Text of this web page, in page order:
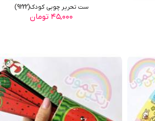
ست تحرير چوبي کودک(9222)
۴۵,۰۰۰ تومان